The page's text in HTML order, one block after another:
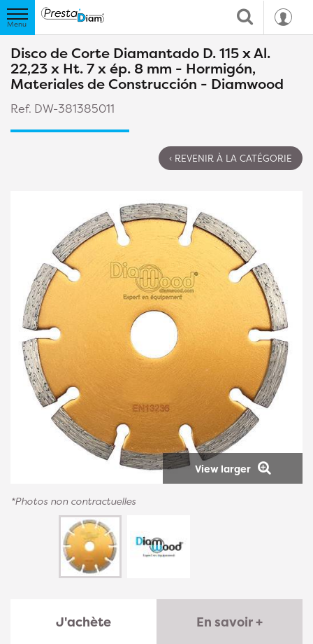
Disco de Corte Diamantado D. 115 x Al.
22,23 x Ht. 7 x ép. 8 mm - Hormigón,
Materiales de Construcción - Diamwood
Ref. DW-381385011
‹ REVENIR À LA CATÉGORIE
View larger
*Photos non contractuelles
J'achète En savoir +